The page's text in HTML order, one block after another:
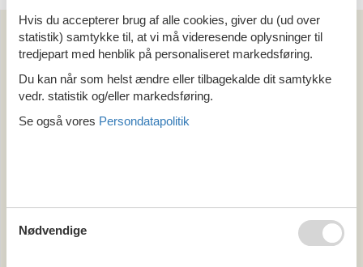
Artikeltyper
Alle
Din Cofman ferie
Område
Steiermark
Hvis du accepterer brug af alle cookies, giver du (ud over
statistik) samtykke til, at vi må videresende oplysninger til
tredjepart med henblik på personaliseret markedsføring.
Du kan når som helst ændre eller tilbagekalde dit samtykke
vedr. statistik og/eller markedsføring.
Se også vores Persondatapolitik
Nødvendige